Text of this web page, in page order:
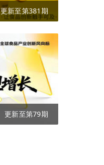
更新至第381期
更新至第79期